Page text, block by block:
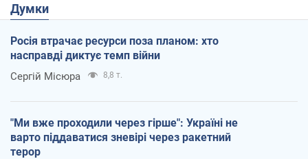
Думки
Росія втрачає ресурси поза планом: хто
насправді диктує темп війни
Сергій Місюра 8,8 т.
"Ми вже проходили через гірше": Україні не
варто піддаватися зневірі через ракетний
терор